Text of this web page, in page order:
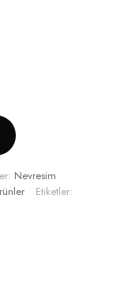
Nevresim
Etiketler: